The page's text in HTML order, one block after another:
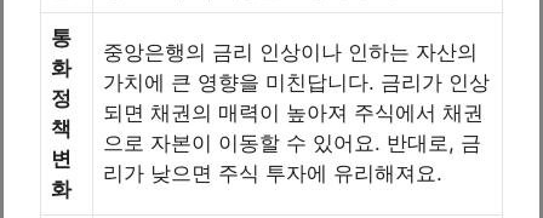
통
화
정
책
변
화
중앙은행의 금리 인상이나 인하는 자산의
가치에 큰 영향을 미친답니다. 금리가 인상
되면 채권의 매력이 높아져 주식에서 채권
으로 자본이 이동할 수 있어요. 반대로, 금
리가 낮으면 주식 투자에 유리해져요.